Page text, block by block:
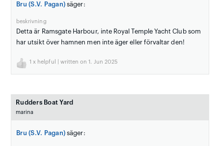
Bru (S.V. Pagan) säger:
beskrivning
Detta är Ramsgate Harbour, inte Royal Temple Yacht Club som
har utsikt över hamnen men inte äger eller förvaltar den!
1 x helpful | written on 1. Jun 2025
Rudders Boat Yard
marina
Bru (S.V. Pagan) säger: